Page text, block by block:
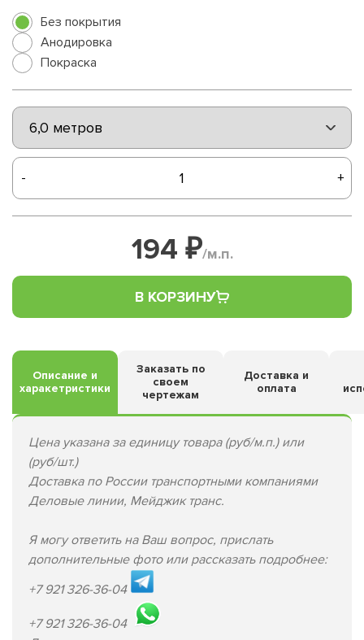
Без покрытия
Анодировка
Покраска
- +
194 ₽/м.п.
В КОРЗИНУ
Описание и
харакетристики
Заказать по
своем
чертежам
Доставка и
оплата
Цена указана за единицу товара (руб/м.п.) или
(руб/шт.)
Доставка по России транспортными компаниями
Деловые линии, Мейджик транс.
Я могу ответить на Ваш вопрос, прислать
дополнительные фото или рассказать подробнее:
+7 921 326-36-04
+7 921 326-36-04